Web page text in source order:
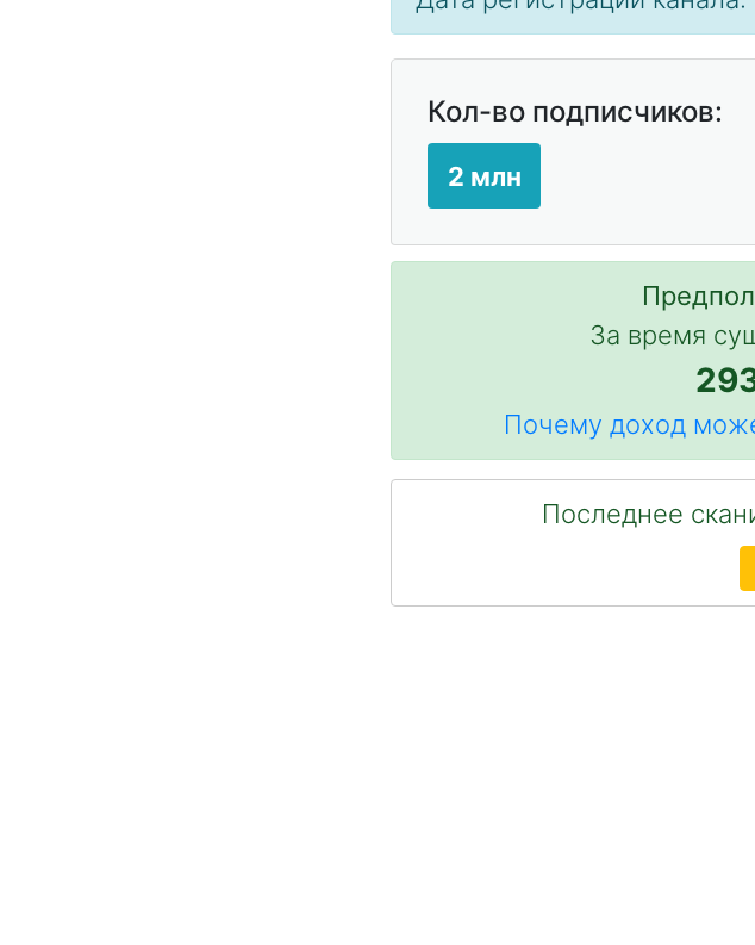
Кол-во подписчиков:
2 млн
За время
Почему доход
Последнее